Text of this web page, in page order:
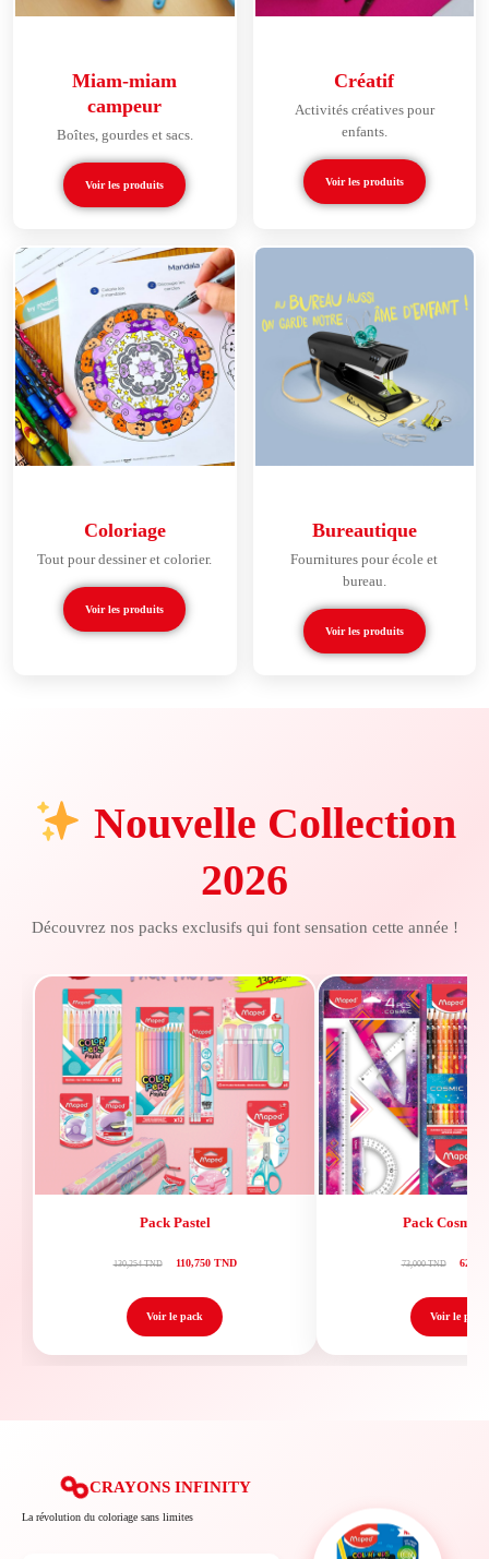
Miam-miam
campeur
Boîtes, gourdes et sacs.
Voir les produits
Créatif
Activités créatives pour
enfants.
Voir les produits
Coloriage
Tout pour dessiner et colorier.
Voir les produits
Bureautique
Fournitures pour école et
bureau.
Voir les produits
Nouvelle Collection
2026
Découvrez nos packs exclusifs qui font sensation cette année !
Pack Pastel
130,254 TND 110,750 TND
Voir le pack
Pack Cosmic
73,000 TND
Voir le pack
CRAYONS INFINITY
La révolution du coloriage sans limites